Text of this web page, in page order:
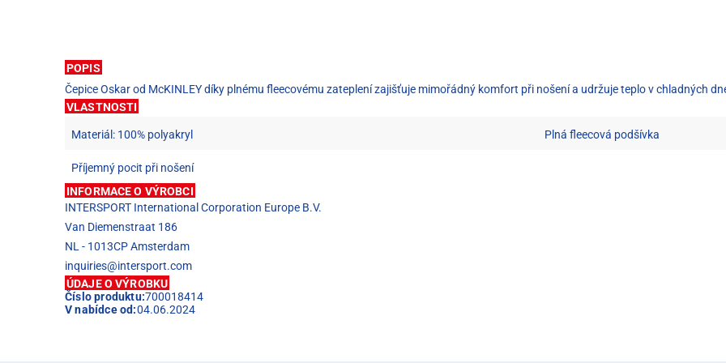
POPIS
Čepice Oskar od McKINLEY díky plnému fleecovému zateplení zajišťuje mimořádný komfort při nošení a udržuje teplo v chladných
VLASTNOSTI
Materiál: 100% polyakryl Plná fleecová podšívka
Příjemný pocit při nošení
INFORMACE O VÝROBCI
INTERSPORT International Corporation Europe B.V.
Van Diemenstraat 186
NL - 1013CP Amsterdam
inquiries@intersport.com
ÚDAJE O VÝROBKU
Číslo produktu:700018414
V nabídce od:04.06.2024